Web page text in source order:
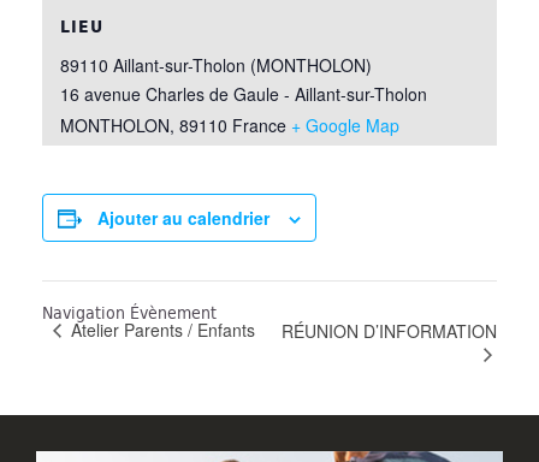
LIEU
89110 Aillant-sur-Tholon (MONTHOLON)
16 avenue Charles de Gaule - Aillant-sur-Tholon
MONTHOLON, 89110 France + Google Map
Ajouter au calendrier
Navigation Évènement
Atelier Parents / Enfants RÉUNION D’INFORMATION